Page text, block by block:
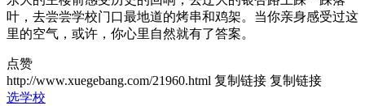
叶，去尝尝学校门口最地道的烤串和鸡架。当你亲身感受过这
里的空气，或许，你心里自然就有了答案。
点赞
http://www.xuegebang.com/21960.html 复制链接 复制链接
选学校